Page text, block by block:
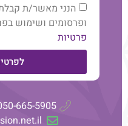
הנני מאשר/ת קבלת
ופרסומים ושימוש
פרטיות
665-5905 |